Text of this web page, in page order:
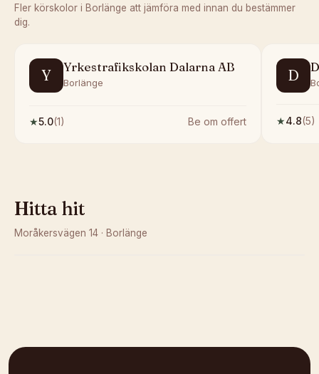
Fler körskolor i Borlänge att jämföra med innan du bestämmer
dig.
Y Yrkestrafikskolan Dalarna AB
Borlänge
★5.0(1) Be om offert
D
★4.8(5)
Hitta hit
Moråkersvägen 14 · Borlänge